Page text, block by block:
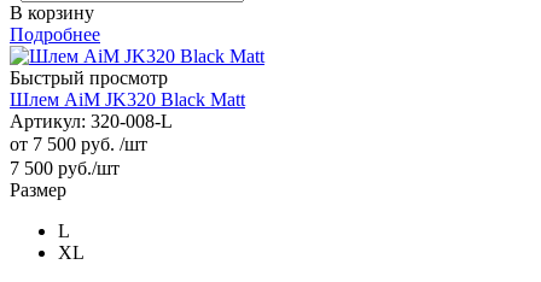
В корзину
Подробнее
Быстрый просмотр
Шлем AiM JK320 Black Matt
Артикул: 320-008-L
от 7 500 руб. /шт
7 500 руб./шт
Размер
L
XL